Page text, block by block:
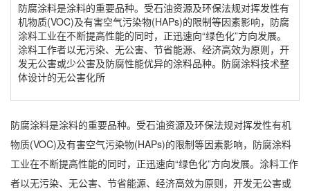
防腐涂料是涂料的重要品种。受石油资源及环保法规对挥发性有
机物质(VOC)及有害空气污染物(HAPs)的限制等因素影响，防腐
涂料工业在不断提高性能的同时，正迅速向“绿色化”方向发展。
涂料工作者以无污染、无公害、节省能源、经济高效为原则，开
发无公害或少公害及防腐性能优异的涂料品种。防腐涂料技术整
体设计的无公害化所
防腐涂料是涂料的重要品种。受石油资源及环保法规对挥发性有机
物质(VOC)及有害空气污染物(HAPs)的限制等因素影响，防腐涂料
工业在不断提高性能的同时，正迅速向“绿色化”方向发展。涂料工作
者以无污染、无公害、节省能源、经济高效为原则，开发无公害或